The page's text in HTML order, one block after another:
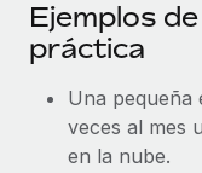
Ejemplos
práctica
Una pequeña
veces al mes
en la nube.